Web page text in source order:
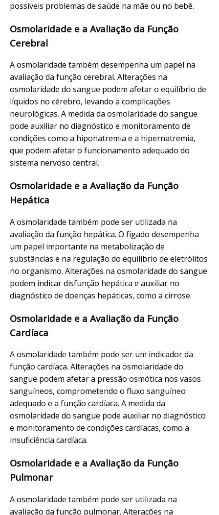
possíveis problemas de saúde na mãe ou no bebê.
Osmolaridade e a Avaliação da Função
Cerebral
A osmolaridade também desempenha um papel na
avaliação da função cerebral. Alterações na
osmolaridade do sangue podem afetar o equilíbrio de
líquidos no cérebro, levando a complicações
neurológicas. A medida da osmolaridade do sangue
pode auxiliar no diagnóstico e monitoramento de
condições como a hiponatremia e a hipernatremia,
que podem afetar o funcionamento adequado do
sistema nervoso central.
Osmolaridade e a Avaliação da Função
Hepática
A osmolaridade também pode ser utilizada na
avaliação da função hepática. O fígado desempenha
um papel importante na metabolização de
substâncias e na regulação do equilíbrio de eletrólitos
no organismo. Alterações na osmolaridade do sangue
podem indicar disfunção hepática e auxiliar no
diagnóstico de doenças hepáticas, como a cirrose.
Osmolaridade e a Avaliação da Função
Cardíaca
A osmolaridade também pode ser um indicador da
função cardíaca. Alterações na osmolaridade do
sangue podem afetar a pressão osmótica nos vasos
sanguíneos, comprometendo o fluxo sanguíneo
adequado e a função cardíaca. A medida da
osmolaridade do sangue pode auxiliar no diagnóstico
e monitoramento de condições cardíacas, como a
insuficiência cardíaca.
Osmolaridade e a Avaliação da Função
Pulmonar
A osmolaridade também pode ser utilizada na
avaliação da função pulmonar. Alterações na